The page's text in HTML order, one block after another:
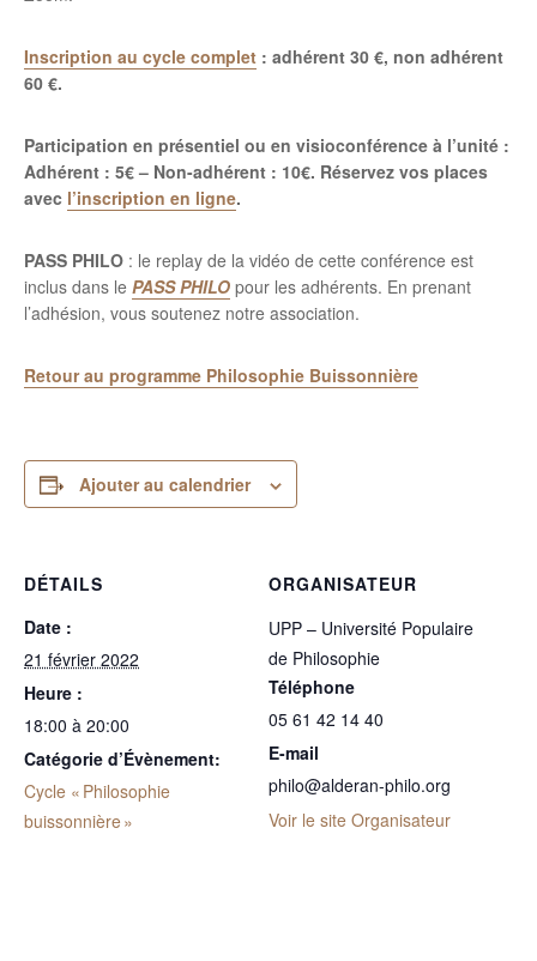
Inscription au cycle complet : adhérent 30 €, non adhérent
60 €.
Participation en présentiel ou en visioconférence à l’unité :
Adhérent : 5€ – Non-adhérent : 10€. Réservez vos places
avec l’inscription en ligne.
PASS PHILO : le replay de la vidéo de cette conférence est
inclus dans le PASS PHILO pour les adhérents. En prenant
l’adhésion, vous soutenez notre association.
Retour au programme Philosophie Buissonnière
Ajouter au calendrier
DÉTAILS
Date :
21 février 2022
Heure :
18:00 à 20:00
Catégorie d’Évènement:
Cycle « Philosophie
buissonnière »
ORGANISATEUR
UPP – Université Populaire
de Philosophie
Téléphone
05 61 42 14 40
E-mail
philo@alderan-philo.org
Voir le site Organisateur